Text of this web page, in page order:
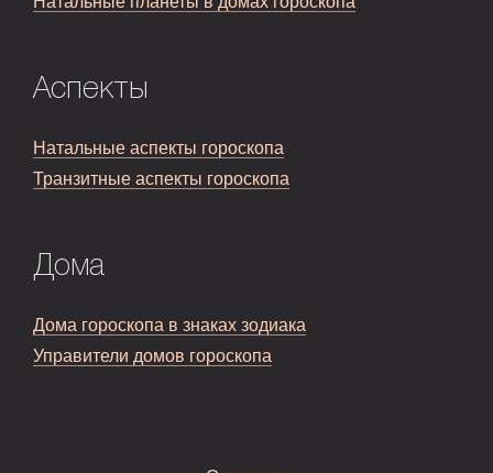
Аспекты
Натальные аспекты гороскопа
Транзитные аспекты гороскопа
Дома
Дома гороскопа в знаках зодиака
Управители домов гороскопа